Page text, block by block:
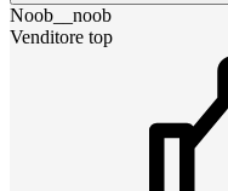
Noob__noob
Venditore top